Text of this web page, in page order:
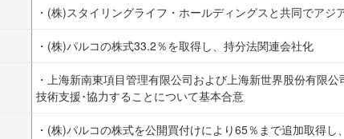
・(株)スタイリングライフ・ホールディングスと共同でア
・(株)パルコの株式33.2％を取得し、持分法関連会社化
・上海新南東項目管理有限公司および上海新世界股份有限
技術支援･協力することについて基本合意
・(株)パルコの株式を公開買付けにより65％まで追加取得し